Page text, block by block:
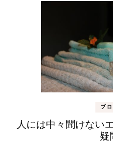
ブ
人には中々聞けない
疑